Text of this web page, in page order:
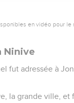
en vidéo pour le
Ninive
fut adressée à
la grande ville, et